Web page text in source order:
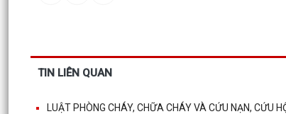
TIN LIÊN QUAN
LUẬT PHÒNG CHÁY, CHỮA CHÁY VÀ CỨU NẠN, CỨU